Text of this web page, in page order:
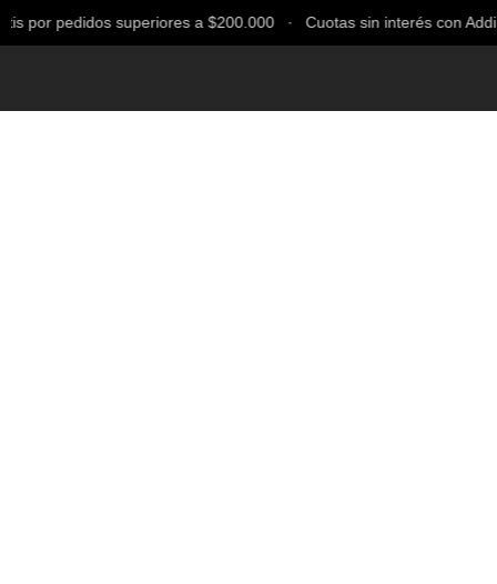
pedidos superiores a $200.000 ∙ Cuotas sin interés con Addi,